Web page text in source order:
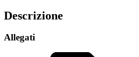
Descrizione
Allegati